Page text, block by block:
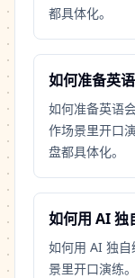
都具体化。
如何准备英
如何准备英语
作场景里开口
盘都具体化。
如何用 AI 独
如何用 AI 独
景里开口演练